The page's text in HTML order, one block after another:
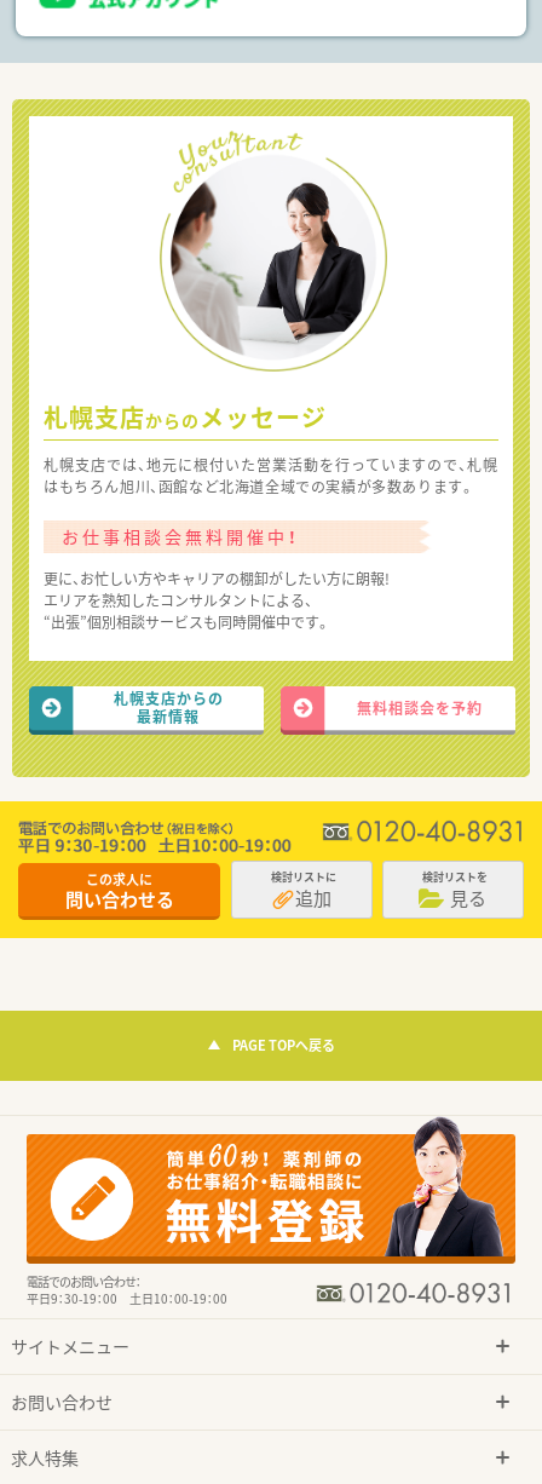
札幌支店からの メッセージ
札幌支店では、地元に根付いた営業活動を行っていますので、札幌
はもちろん旭川、函館など北海道全域での実績が多数あります。
お仕事相談会無料開催中！
更に、お忙しい方やキャリアの棚卸がしたい方に朗報!
エリアを熟知したコンサルタントによる、
“出張”個別相談サービスも同時開催中です。
札幌支店からの
最新情報
無料相談会を予約
この求人に
問い合わせる
検討リストに
追加
検討リストを
見る
PAGE TOPへ戻る
電話でのお問い合わせ：
平日9：30-19：00 土日10：00-19：00
サイトメニュー
お問い合わせ
求人特集